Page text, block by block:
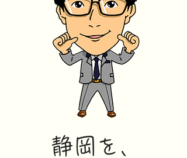
​静岡を、